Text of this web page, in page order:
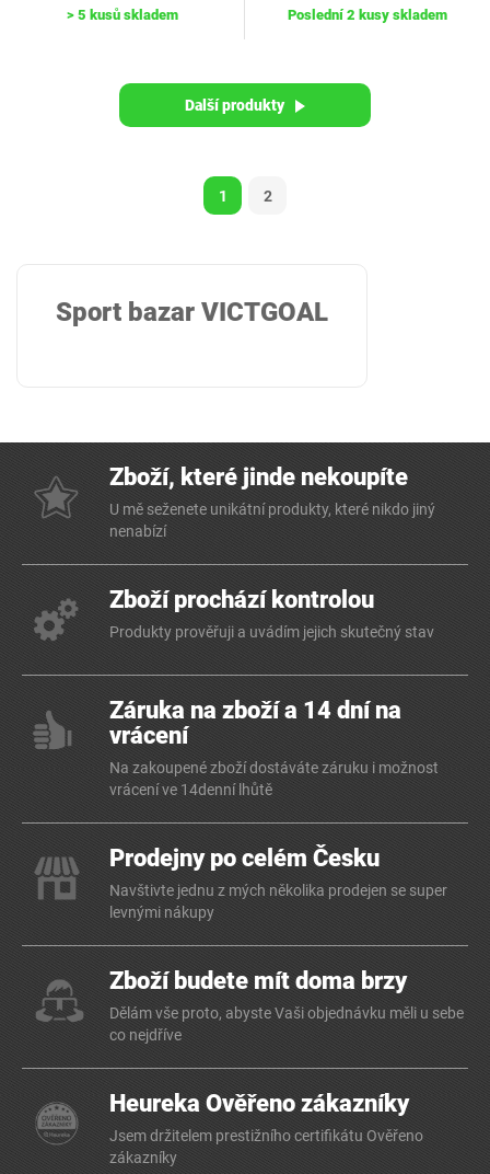
> 5 kusů skladem Poslední 2 kusy skladem
Další produkty
1 2
Sport bazar VICTGOAL
Zboží, které jinde nekoupíte
U mě seženete unikátní produkty, které nikdo jiný
nenabízí
Zboží prochází kontrolou
Produkty prověřuji a uvádím jejich skutečný stav
Záruka na zboží a 14 dní na
vrácení
Na zakoupené zboží dostáváte záruku i možnost
vrácení ve 14denní lhůtě
Prodejny po celém Česku
Navštivte jednu z mých několika prodejen se super
levnými nákupy
Zboží budete mít doma brzy
Dělám vše proto, abyste Vaši objednávku měli u sebe
co nejdříve
Heureka Ověřeno zákazníky
Jsem držitelem prestižního certifikátu Ověřeno
zákazníky